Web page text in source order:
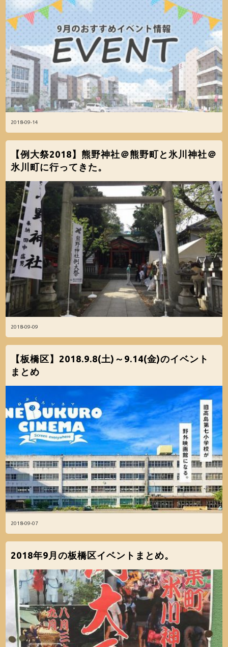
2018-09-14
2018-09-09
【例大祭2018】熊野神社＠熊野町と氷川神社＠
氷川町に行ってきた。
2018-09-07
【板橋区】2018.9.8(土)～9.14(金)のイベント
まとめ
2018年9月の板橋区イベントまとめ。